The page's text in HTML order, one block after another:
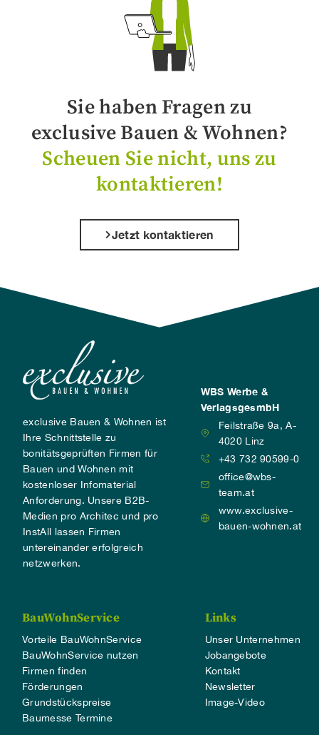
Sie haben Fragen zu
exclusive Bauen & Wohnen?
Scheuen Sie nicht, uns zu
kontaktieren!
Jetzt kontaktieren
exclusive Bauen & Wohnen ist
Ihre Schnittstelle zu
bonitätsgeprüften Firmen für
Bauen und Wohnen mit
kostenloser Infomaterial
Anforderung. Unsere B2B-
Medien pro Architec und pro
InstAll lassen Firmen
untereinander erfolgreich
netzwerken.
WBS Werbe &
VerlagsgesmbH
Feilstraße 9a, A-
4020 Linz
+43 732 90599-0
office@wbs-
team.at
www.exclusive-
bauen-wohnen.at
BauWohnService
Vorteile BauWohnService
BauWohnService nutzen
Firmen finden
Förderungen
Grundstückspreise
Baumesse Termine
Links
Unser Unternehmen
Jobangebote
Kontakt
Newsletter
Image-Video